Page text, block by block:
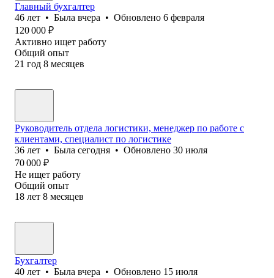
Главный бухгалтер
46 лет • Была вчера • Обновлено 6 февраля
120 000 ₽
Активно ищет работу
Общий опыт
21 год 8 месяцев
Руководитель отдела логистики, менеджер по работе с
клиентами, специалист по логистике
36 лет • Была сегодня • Обновлено 30 июля
70 000 ₽
Не ищет работу
Общий опыт
18 лет 8 месяцев
Бухгалтер
40 лет • Была вчера • Обновлено 15 июля